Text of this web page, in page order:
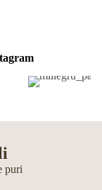
puri